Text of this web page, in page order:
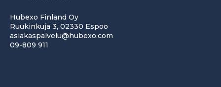
Hubexo Finland Oy
Ruukinkuja 3, 02330 Espoo
asiakaspalvelu@hubexo.com
09-809 911